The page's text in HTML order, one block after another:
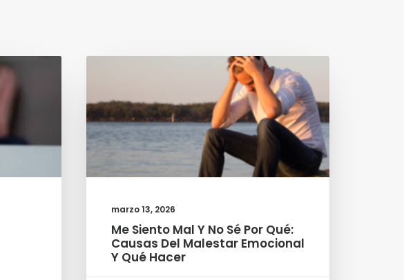
marzo 13, 2026
Me Siento Mal Y No Sé Por Qué:
Causas Del Malestar Emocional
Y Qué Hacer